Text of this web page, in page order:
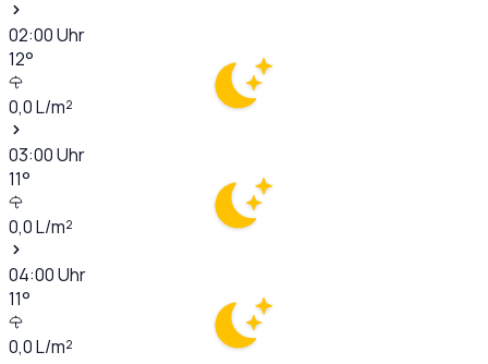
02:00Uhr
12°
0,0L/m²
03:00Uhr
11°
0,0L/m²
04:00Uhr
11°
0,0L/m²